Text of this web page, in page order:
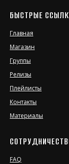
БЫСТРЫЕ
Главная
Магазин
Группы
Релизы
Плейлисты
Контакты
Материалы
FAQ